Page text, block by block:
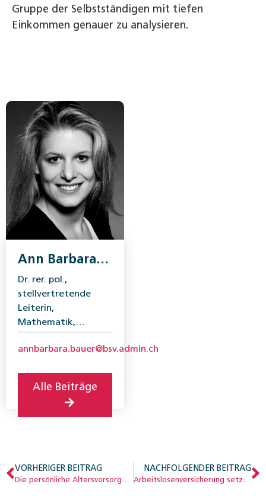
Gruppe der Selbstständigen mit tiefen
Einkommen genauer zu analysieren.
Ann Barbara
Bauer
Dr. rer. pol.,
stellvertretende
Leiterin,
Mathematik,
Statistik, Bundesamt
annbarbara.bauer@bsv.admin.ch
Alle Beiträge
VORHERIGER BEITRAG
Die persönliche Altersvorsorge auf einen Klick
NACHFOLGENDER BEITRAG
Arbeitslosenversicherung setzt auf digitale Dienste